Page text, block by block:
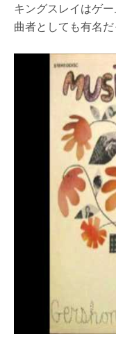
キングスレイはゲ
曲者としても有名だ